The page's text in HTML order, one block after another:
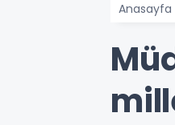
Anasayfa